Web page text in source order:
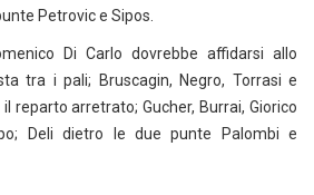
Petrovic e Sipos.
Di Carlo dovrebbe affidarsi allo
tra i pali; Bruscagin, Negro, Torrasi e
reparto arretrato; Gucher, Burrai, Giorico
Deli dietro le due punte Palombi e